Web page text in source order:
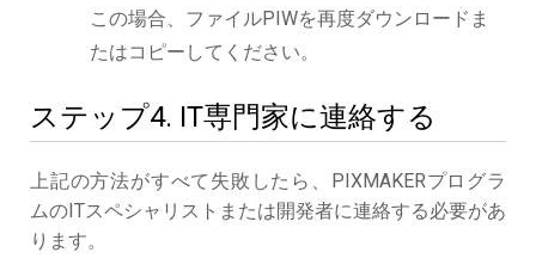
この場合、ファイルPIWを再度ダウンロードま
たはコピーしてください。
ステップ4. IT専門家に連絡する
上記の方法がすべて失敗したら、PIXMAKERプログラ
ムのITスペシャリストまたは開発者に連絡する必要があ
ります。